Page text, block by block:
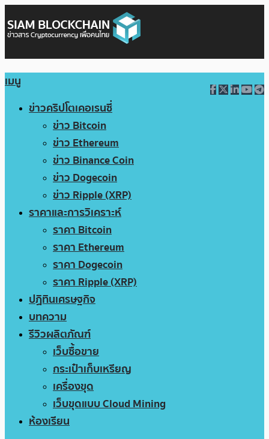
เมนู
ข่าวคริปโตเคอเรนซี่
ข่าว Bitcoin
ข่าว Ethereum
ข่าว Binance Coin
ข่าว Dogecoin
ข่าว Ripple (XRP)
ราคาและการวิเคราะห์
ราคา Bitcoin
ราคา Ethereum
ราคา Dogecoin
ราคา Ripple (XRP)
ปฏิทินเศรษฐกิจ
บทความ
รีวิวผลิตภัณฑ์
เว็บซื้อขาย
กระเป๋าเก็บเหรียญ
เครื่องขุด
เว็บขุดแบบ Cloud Mining
ห้องเรียน